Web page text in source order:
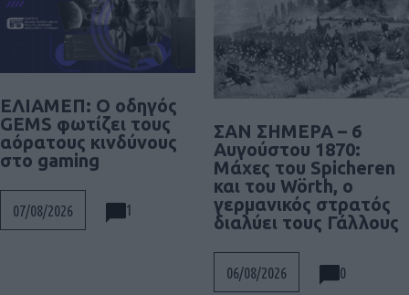
ΕΛΙΑΜΕΠ: Ο οδηγός
GEMS φωτίζει τους
αόρατους κινδύνους
στο gaming
07/08/2026 1
ΣΑΝ ΣΗΜΕΡΑ – 6
Αυγούστου 1870:
Μάχες του Spicheren
και του Wörth, ο
γερμανικός στρατός
διαλύει τους Γάλλους
06/08/2026 0